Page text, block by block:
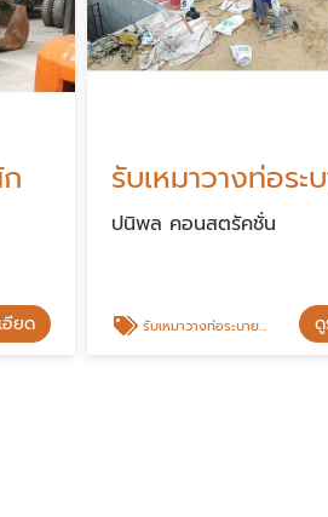
อียด
รับเหมาวางท่อระ
ปนิพล คอนสตรัคชั่น
รับเหมาวางท่อระบายน้ํา ดู